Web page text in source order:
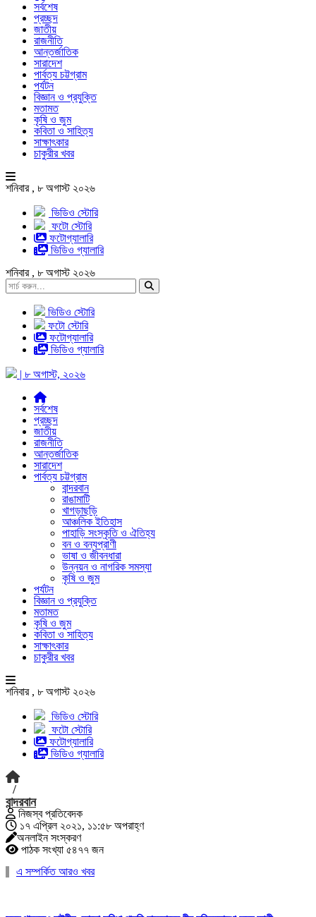
সর্বশেষ
প্রচ্ছদ
জাতীয়
রাজনীতি
আন্তর্জাতিক
সারাদেশ
পার্বত্য চট্টগ্রাম
পর্যটন
বিজ্ঞান ও প্রযুক্তি
মতামত
কৃষি ও জুম
কবিতা ও সাহিত্য
সাক্ষাৎকার
চাকুরীর খবর
শনিবার , ৮ অগাস্ট ২০২৬
ভিডিও স্টোরি
ফটো স্টোরি
ফটোগ্যালারি
ভিডিও গ্যালারি
শনিবার , ৮ অগাস্ট ২০২৬
ভিডিও স্টোরি
ফটো স্টোরি
ফটোগ্যালারি
ভিডিও গ্যালারি
| ৮ অগাস্ট, ২০২৬
সর্বশেষ
প্রচ্ছদ
জাতীয়
রাজনীতি
আন্তর্জাতিক
সারাদেশ
পার্বত্য চট্টগ্রাম
বান্দরবান
রাঙামাটি
খাগড়াছড়ি
আঞ্চলিক ইতিহাস
পাহাড়ি সংস্কৃতি ও ঐতিহ্য
বন ও বন্যপ্রাণী
ভাষা ও জীবনধারা
উন্নয়ন ও নাগরিক সমস্যা
কৃষি ও জুম
পর্যটন
বিজ্ঞান ও প্রযুক্তি
মতামত
কৃষি ও জুম
কবিতা ও সাহিত্য
সাক্ষাৎকার
চাকুরীর খবর
শনিবার , ৮ অগাস্ট ২০২৬
ভিডিও স্টোরি
ফটো স্টোরি
ফটোগ্যালারি
ভিডিও গ্যালারি
/
বান্দরবান
নিজস্ব প্রতিবেদক
১৭ এপ্রিল ২০২১, ১১:৫৮ অপরাহ্ণ
অনলাইন সংস্করণ
পাঠক সংখ্যা ৫৪৭৭ জন
এ সম্পর্কিত আরও খবর